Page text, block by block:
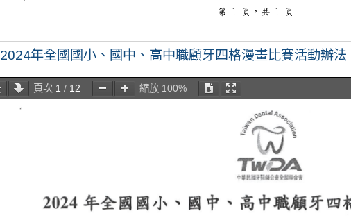
2024年全國國小、國中、高中職顧牙四格漫畫比賽活動辦法
頁次 1 / 12 縮放 100%